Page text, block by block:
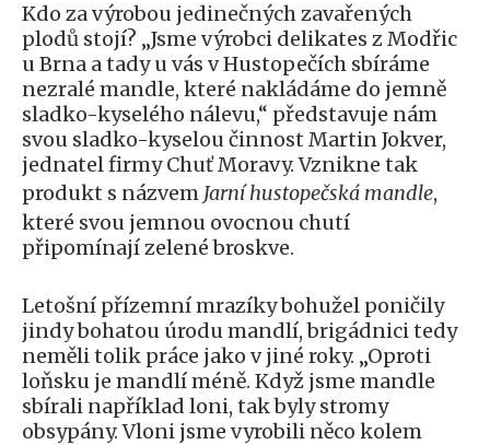
Kdo za výrobou jedinečných zavařených
plodů stojí? „Jsme výrobci delikates z Modřic
u Brna a tady u vás v Hustopečích sbíráme
nezralé mandle, které nakládáme do jemně
sladko-kyselého nálevu,“ představuje nám
svou sladko-kyselou činnost Martin Jokver,
jednatel firmy Chuť Moravy. Vznikne tak
produkt s názvem Jarní hustopečská mandle,
které svou jemnou ovocnou chutí
připomínají zelené broskve.
Letošní přízemní mrazíky bohužel poničily
jindy bohatou úrodu mandlí, brigádnici tedy
neměli tolik práce jako v jiné roky. „Oproti
loňsku je mandlí méně. Když jsme mandle
sbírali například loni, tak byly stromy
obsypány. Vloni jsme vyrobili něco kolem